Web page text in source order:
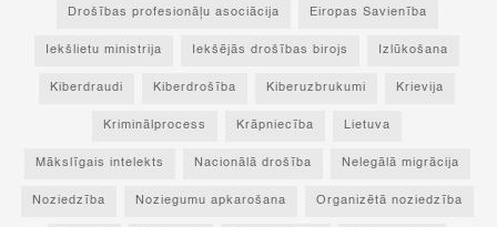
Drošības profesionāļu asociācija Eiropas Savienība
Iekšlietu ministrija Iekšējās drošības birojs Izlūkošana
Kiberdraudi Kiberdrošība Kiberuzbrukumi Krievija
Kriminālprocess Krāpniecība Lietuva
Mākslīgais intelekts Nacionālā drošība Nelegālā migrācija
Noziedzība Noziegumu apkarošana Organizētā noziedzība